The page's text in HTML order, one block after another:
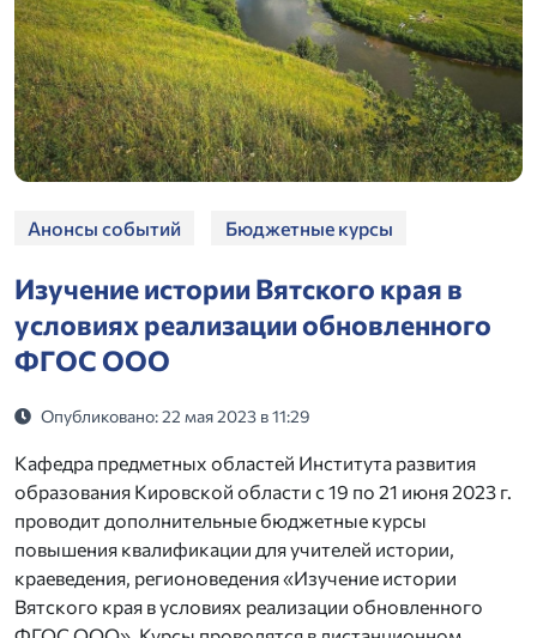
Анонсы событий Бюджетные курсы
Изучение истории Вятского края в
условиях реализации обновленного
ФГОС ООО
Опубликовано: 22 мая 2023 в 11:29
Кафедра предметных областей Института развития
образования Кировской области с 19 по 21 июня 2023 г.
проводит дополнительные бюджетные курсы
повышения квалификации для учителей истории,
краеведения, регионоведения «Изучение истории
Вятского края в условиях реализации обновленного